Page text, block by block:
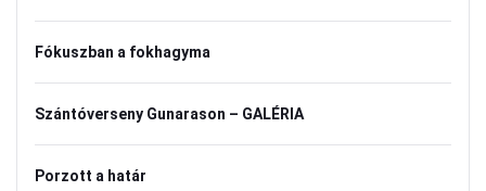
Fókuszban a fokhagyma
Szántóverseny Gunarason – GALÉRIA
Porzott a határ